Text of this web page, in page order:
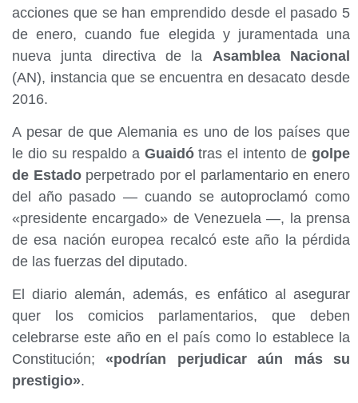
acciones que se han emprendido desde el pasado 5
de enero, cuando fue elegida y juramentada una
nueva junta directiva de la Asamblea Nacional
(AN), instancia que se encuentra en desacato desde
2016.
A pesar de que Alemania es uno de los países que
le dio su respaldo a Guaidótras el intento de golpe
de Estadoperpetrado por el parlamentario en enero
del año pasado — cuando se autoproclamó como
«presidente encargado» de Venezuela —, la prensa
de esa nación europea recalcó este año la pérdida
de las fuerzas del diputado.
El diario alemán, además, es enfático al asegurar
quer los comicios parlamentarios, que deben
celebrarse este año en el país como lo establece la
Constitución; «podrían perjudicar aún más su
prestigio».